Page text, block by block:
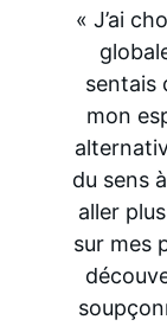
« J’ai
sentais
mon
du sens
aller
sur mes